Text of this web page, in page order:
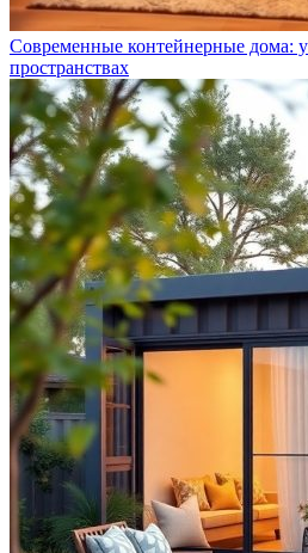
Современные контейнерные дома:
пространствах